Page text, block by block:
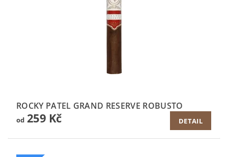
ROCKY PATEL GRAND RESERVE ROBUSTO
od259 Kč DETAIL